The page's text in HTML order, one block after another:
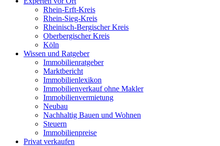
Rhein-Erft-Kreis
Rhein-Sieg-Kreis
Rheinisch-Bergischer Kreis
Oberbergischer Kreis
Köln
Wissen und Ratgeber
Immobilienratgeber
Marktbericht
Immobilienlexikon
Immobilienverkauf ohne Makler
Immobilienvermietung
Neubau
Nachhaltig Bauen und Wohnen
Steuern
Immobilienpreise
Privat verkaufen